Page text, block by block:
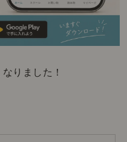
りました！